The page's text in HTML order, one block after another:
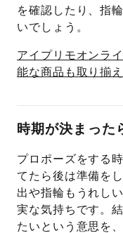
を確認したり、指
いでしょう。
アイプリモオンラ
能な商品も取り揃
時期が決まった
プロポーズをする
てたら後は準備を
出や指輪もうれし
実な気持ちです。
たいという意思を